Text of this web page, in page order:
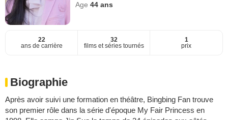
Age44 ans
22
ans de carrière
32
films et séries tournés
1
prix
Biographie
Après avoir suivi une formation en théâtre, Bingbing Fan trouve
son premier rôle dans la série d'époque My Fair Princess en